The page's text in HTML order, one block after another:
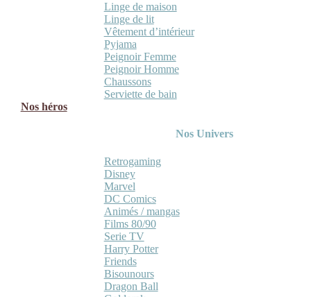
Linge de maison
Linge de lit
Vêtement d’intérieur
Pyjama
Peignoir Femme
Peignoir Homme
Chaussons
Serviette de bain
Nos héros
Nos Univers
Retrogaming
Disney
Marvel
DC Comics
Animés / mangas
Films 80/90
Serie TV
Harry Potter
Friends
Bisounours
Dragon Ball